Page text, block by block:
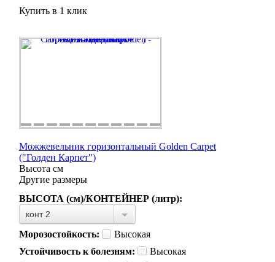
Купить в 1 клик
Можжевельник горизонтальный Golden Carpet
("Голден Карпет")
Высота см
Другие размеры
ВЫСОТА (см)/КОНТЕЙНЕР (литр):
конт 2
Морозостойкость:
Высокая
Устойчивость к болезням:
Высокая